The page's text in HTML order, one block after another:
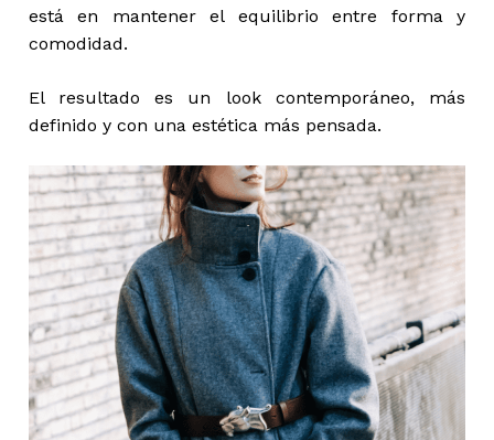
está en mantener el equilibrio entre forma y
comodidad.
El resultado es un look contemporáneo, más
definido y con una estética más pensada.